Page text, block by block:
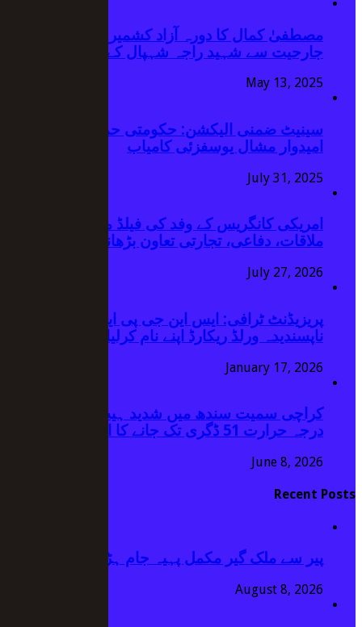
مصطفیٰ کمال کا دورہ آزاد کشمیر جاری، بھارتی
جارحیت سے شہید راجہ شہپال کے گھر آمد
May 13, 2025
سینیٹ ضمنی الیکشن: حکومتی حمایت یافتہ آزاد
امیدوار مشال یوسفزئی کامیاب
July 31, 2025
امریکی کانگریس کے وفد کی فیلڈ مارشل سے
ملاقات، دفاعی، تجارتی تعاون بڑھانے پر اتفاق
July 27, 2026
پریزیڈنٹ ٹرافی: ایس این جی پی ایل کی ٹیم نے
ناپسندیدہ ورلڈ ریکارڈ اپنے نام کرلیا
January 17, 2026
کراچی سمیت سندھ میں شدید ہیٹ ویو کا الرٹ،
درجہ حرارت 51 ڈگری تک جانے کا امکان
June 8, 2026
Recent Posts
پیر سے ملک گیر مکمل پہیہ جام ہڑتال کا اعلان
August 8, 2026